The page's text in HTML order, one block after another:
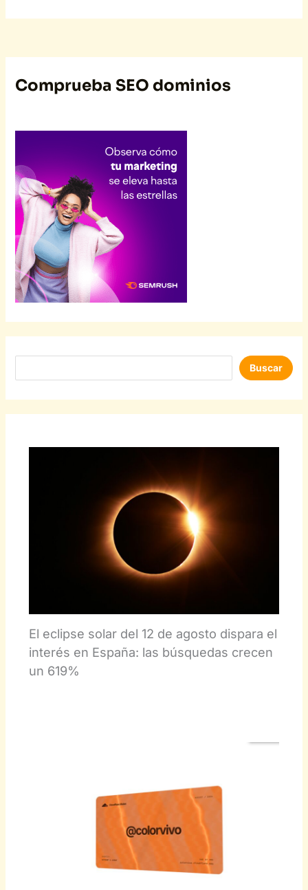
Comprueba SEO dominios
Buscar
El eclipse solar del 12 de agosto dispara el
interés en España: las búsquedas crecen
un 619%